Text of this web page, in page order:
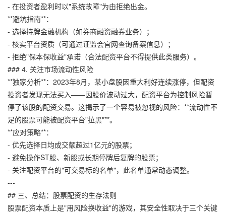
- 在投资者盈利时以"系统故障"为由拒绝出金。
**避坑指南**：
- 选择持牌金融机构（如券商融资融券业务）；
- 核实平台资质（可通过证监会官网查询备案信息）；
- 拒绝"保本保收益"承诺（合法配资平台不得提供此类服务）。
### 4. 关注市场流动性风险
**独家分析**：2023年8月，某小盘股因重大利好连续涨停，但配资
投资者发现无法买入——因股价波动过大，配资平台为控制风险暂
停了该股的配资交易。这揭示了一个容易被忽视的风险：**流动性不
足的股票可能被配资平台"拉黑"**。
**应对策略**：
- 优先选择日均成交额超过1亿元的股票；
- 避免操作ST股、新股或长期停牌后复牌的股票；
- 关注配资平台的"可交易标的名单"，此名单通常动态调整。
---
## 三、总结：股票配资的生存法则
股票配资本质上是"用风险换收益"的游戏，其安全性取决于三个关键